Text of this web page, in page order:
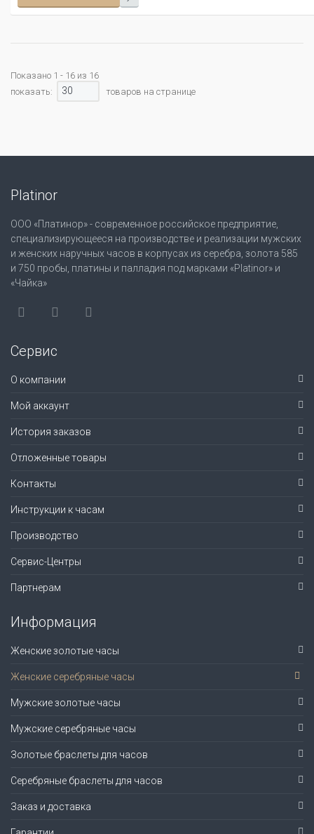
Показано 1 - 16 из 16
показать:
30 товаров на странице
Platinor
ООО «Платинор» - современное российское предприятие,
специализирующееся на производстве и реализации мужских
и женских наручных часов в корпусах из серебра, золота 585
и 750 пробы, платины и палладия под марками «Platinor» и
«Чайка»
Сервис
О компании
Мой аккаунт
История заказов
Отложенные товары
Контакты
Инструкции к часам
Производство
Сервис-Центры
Партнерам
Информация
Женские золотые часы
Женские серебряные часы
Мужские золотые часы
Мужские серебряные часы
Золотые браслеты для часов
Серебряные браслеты для часов
Заказ и доставка